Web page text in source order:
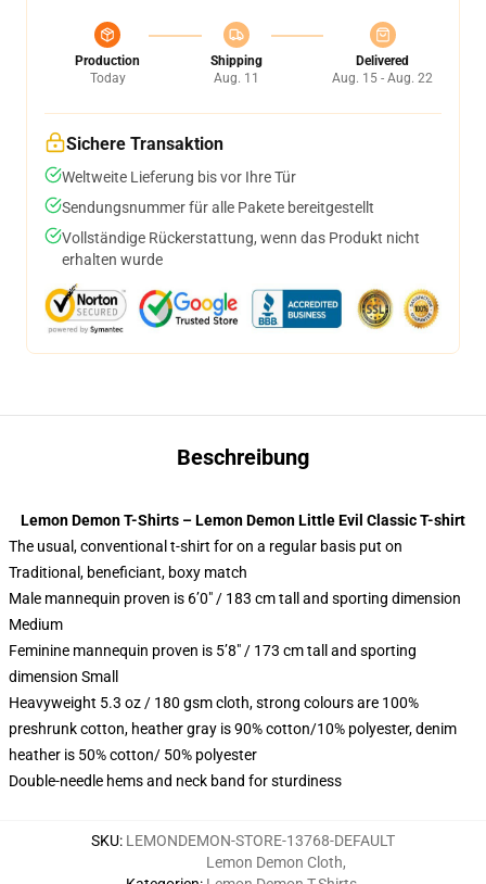
Production
Today
Shipping
Aug. 11
Delivered
Aug. 15 - Aug. 22
Sichere Transaktion
Weltweite Lieferung bis vor Ihre Tür
Sendungsnummer für alle Pakete bereitgestellt
Vollständige Rückerstattung, wenn das Produkt nicht
erhalten wurde
Beschreibung
Lemon Demon T-Shirts – Lemon Demon Little Evil Classic T-shirt
The usual, conventional t-shirt for on a regular basis put on
Traditional, beneficiant, boxy match
Male mannequin proven is 6’0″ / 183 cm tall and sporting dimension
Medium
Feminine mannequin proven is 5’8″ / 173 cm tall and sporting
dimension Small
Heavyweight 5.3 oz / 180 gsm cloth, strong colours are 100%
preshrunk cotton, heather gray is 90% cotton/10% polyester, denim
heather is 50% cotton/ 50% polyester
Double-needle hems and neck band for sturdiness
SKU: LEMONDEMON-STORE-13768-DEFAULT
Lemon Demon Cloth,